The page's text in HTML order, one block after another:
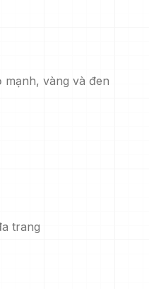
mạnh, vàng và đen
trang